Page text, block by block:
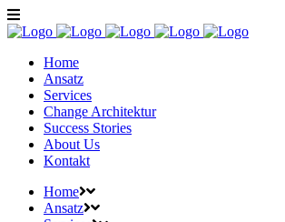
Home
Ansatz
Services
Change Architektur
Success Stories
About Us
Kontakt
Home
Ansatz